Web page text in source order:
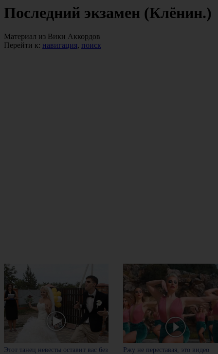
Последний экзамен (Клёнин.)
Материал из Вики Аккордов
Перейти к: навигация, поиск
Этот танец невесты оставит вас без
Ржу не переставая, это видео